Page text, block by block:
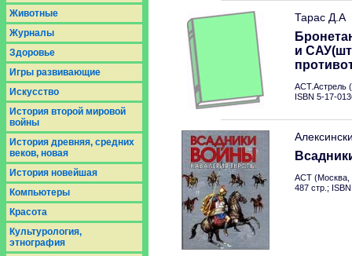
Животные
Журналы
Здоровье
Игры развивающие
Искусство
История второй мировой
войны
История древняя, средних
веков, новая
История новейшая
Компьютеры
Красота
Культурология,
этнография
Тарас Д.А
и
АСТ.Астрель
ISBN 5-17-
АСТ (Москва,
487 стр.;